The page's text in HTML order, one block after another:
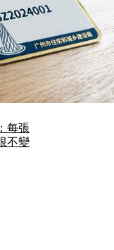
每張
不變